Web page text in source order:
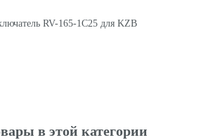
RV-165-1C25 для KZB
в этой категории